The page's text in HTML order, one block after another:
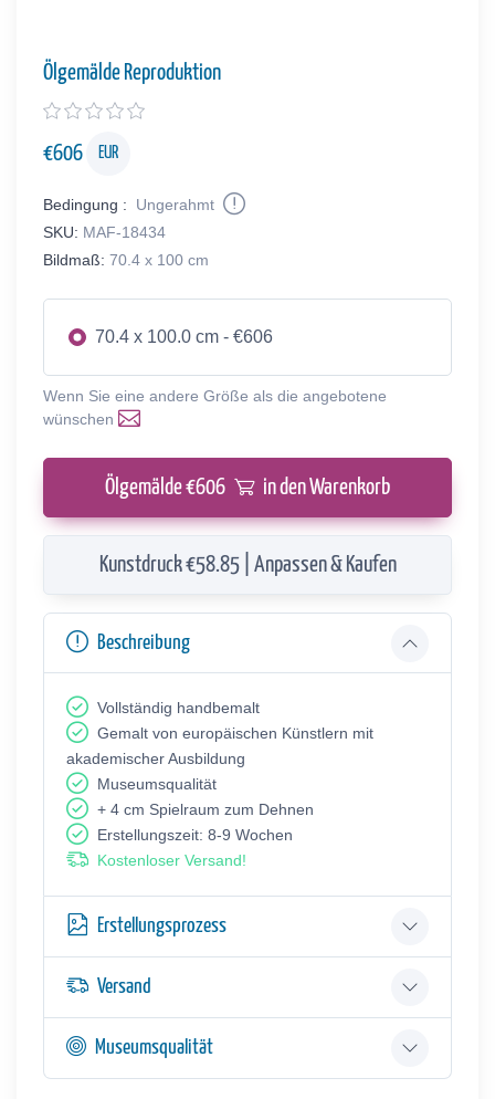
Ölgemälde Reproduktion
€606 EUR
Bedingung :
Ungerahmt
SKU: MAF-18434
Bildmaß: 70.4 x 100 cm
70.4 x 100.0 cm - €606
Wenn Sie eine andere Größe als die angebotene
wünschen
Ölgemälde €606 in den Warenkorb
Kunstdruck €58.85 | Anpassen & Kaufen
Beschreibung
Vollständig handbemalt
Gemalt von europäischen Künstlern mit
akademischer Ausbildung
Museumsqualität
+ 4 cm Spielraum zum Dehnen
Erstellungszeit: 8-9 Wochen
Kostenloser Versand!
Erstellungsprozess
Versand
Museumsqualität